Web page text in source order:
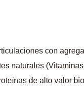
con
naturales
de alto valor